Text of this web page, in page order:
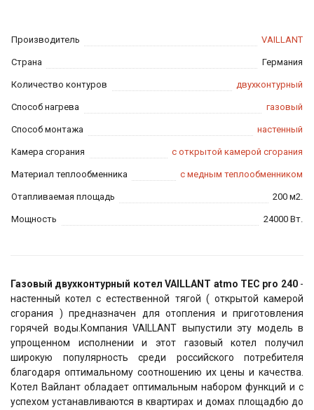
Производитель VAILLANT
Страна Германия
Количество контуров двухконтурный
Способ нагрева газовый
Способ монтажа настенный
Камера сгорания с открытой камерой сгорания
Материал теплообменника с медным теплообменником
Отапливаемая площадь 200 м2.
Мощность 24000 Вт.
Газовый двухконтурный котел VAILLANT atmo TEC pro 240-
настенный котел с естественной тягой ( открытой камерой
сгорания ) предназначен для отопления и приготовления
горячей воды.Компания VAILLANT выпустили эту модель в
упрощенном исполнении и этот газовый котел получил
широкую популярность среди российского потребителя
благодаря оптимальному соотношению их цены и качества.
Котел Вайлант обладает оптимальным набором функций и с
успехом устанавливаются в квартирах и домах площадбю до